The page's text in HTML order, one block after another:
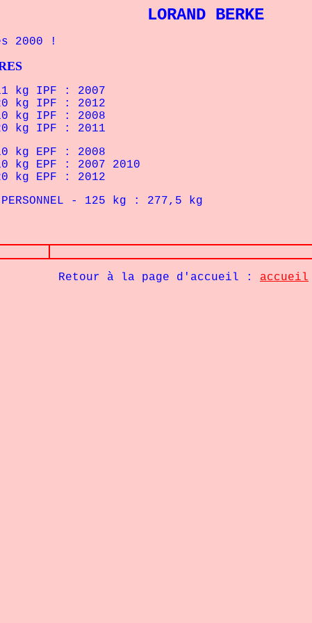
LORAND BERKE
2000 !
kg IPF : 2007
kg IPF : 2012
kg IPF : 2008
kg IPF : 2011
kg EPF : 2008
kg EPF : 2007 2010
kg EPF : 2012
- 125 kg : 277,5 kg
Retour à la page d'accueil : accueil